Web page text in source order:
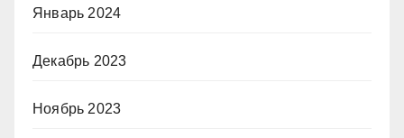
Январь 2024
Декабрь 2023
Ноябрь 2023